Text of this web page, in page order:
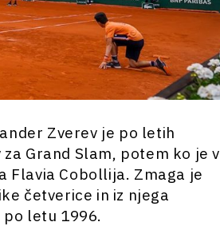
Zverev je po letih
Grand Slam, potem ko je v
Cobollija. Zmaga je
četverice in iz njega
letu 1996.